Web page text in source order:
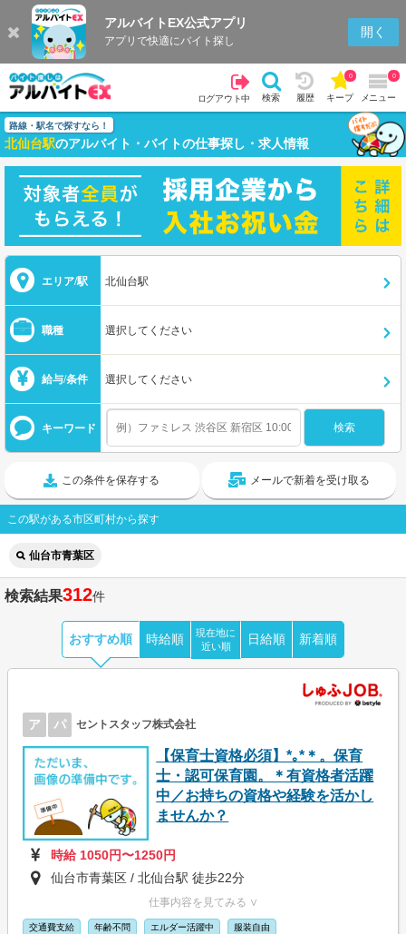
アルバイトEX公式アプリ
アプリで快適にバイト探し
開く
ログアウト中 検索 履歴 キープ
0
メニュー
0
路線・駅名で探すなら！
北仙台駅のアルバイト・バイトの仕事探し・求人情報
エリア/駅 北仙台駅
職種 選択してください
給与/条件 選択してください
キーワード
この条件を保存する メールで新着を受け取る
この駅がある市区町村から探す
仙台市青葉区
検索結果312件
おすすめ順 時給順
現在地に
近い順
日給順 新着順
ア パ セントスタッフ株式会社
【保育士資格必須】*｡*＊。保育
士・認可保育園。＊有資格者活躍
中／お持ちの資格や経験を活かし
ませんか？
時給 1050円〜1250円
仙台市青葉区 / 北仙台駅 徒歩22分
仕事内容を見てみる ∨
交通費支給 年齢不問 エルダー活躍中 服装自由